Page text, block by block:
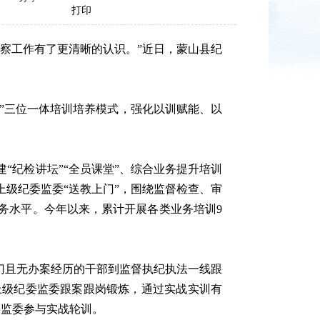
打印
作有了更清晰的认识。”近日，蒙山县纪
位一体培训培养模式，强化以训赋能、以
检讲坛”“全员课堂”、综合业务提升培训
纪委监委“送教上门”，围绕监督检查、审
水平。今年以来，累计开展各类业务培训9
无办案经历的干部到监督执纪执法一线跟
纪委监委跟案跟岗锻炼，通过实战实训有
委参与实战轮训。